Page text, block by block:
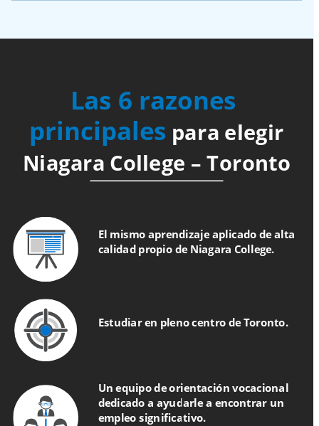
Las 6 razones
principales para elegir
Niagara College – Toronto
El mismo aprendizaje aplicado de alta
calidad propio de Niagara College.
Un equipo de orientación vocacional
dedicado a ayudarle a encontrar un
empleo significativo.
Estudiar en pleno centro de Toronto.